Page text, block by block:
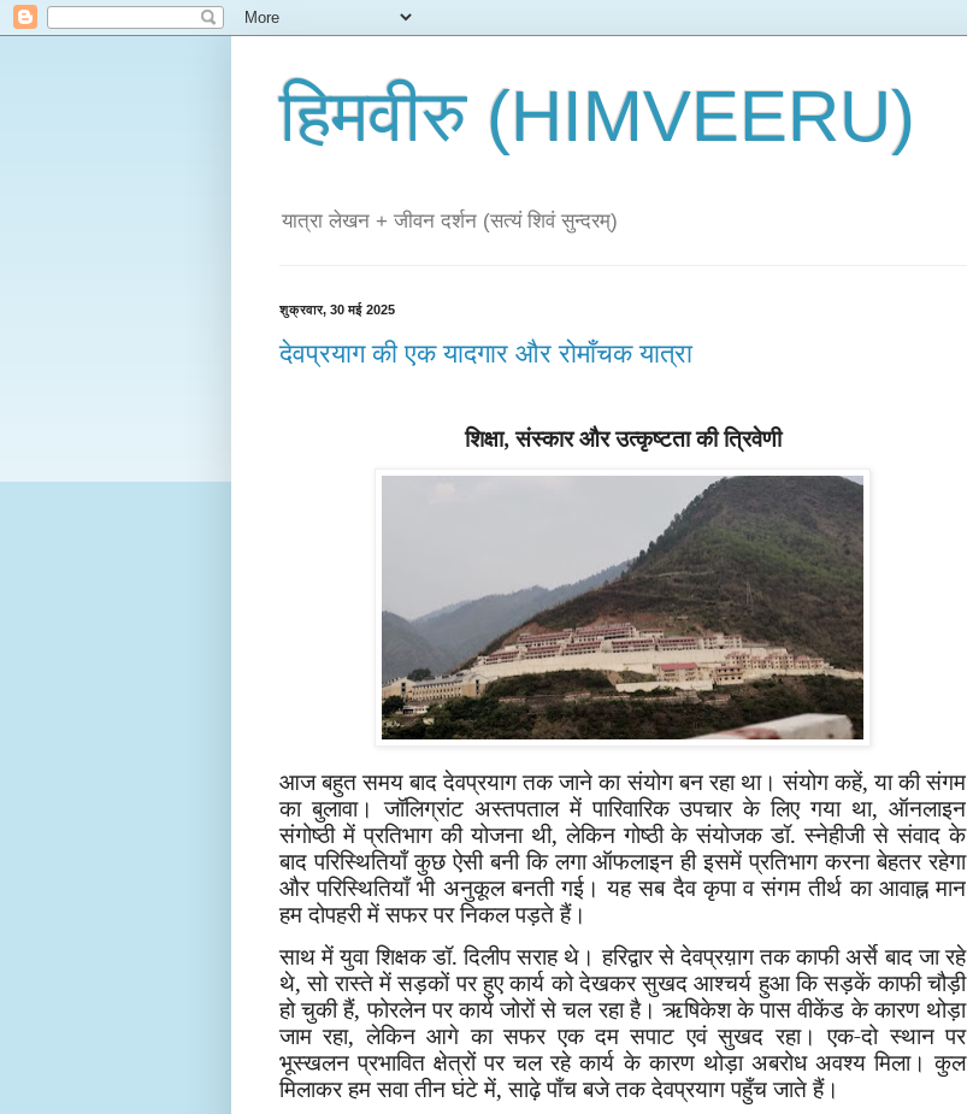
हिमवीरु (HIMVEERU)
यात्रा लेखन + जीवन दर्शन (सत्यं शिवं सुन्दरम्)
शुक्रवार, 30 मई 2025
देवप्रयाग की एक यादगार और रोमाँचक यात्रा
शिक्षा, संस्कार और उत्कृष्टता की त्रिवेणी
आज बहुत समय बाद देवप्रयाग तक जाने का संयोग बन रहा था। संयोग कहें, या की संगम
का बुलावा। जॉलिग्रांट अस्तपताल में पारिवारिक उपचार के लिए गया था, ऑनलाइन
संगोष्ठी में प्रतिभाग की योजना थी, लेकिन गोष्ठी के संयोजक डॉ. स्नेहीजी से संवाद के
बाद परिस्थितियाँ कुछ ऐसी बनी कि लगा ऑफलाइन ही इसमें प्रतिभाग करना बेहतर रहेगा
और परिस्थितियाँ भी अनुकूल बनती गई। यह सब दैव कृपा व संगम तीर्थ का आवाह्न मान
हम दोपहरी में सफर पर निकल पड़ते हैं।
साथ में युवा शिक्षक डॉ. दिलीप सराह थे। हरिद्वार से देवप्रय़ाग तक काफी अर्से बाद जा रहे
थे, सो रास्ते में सड़कों पर हुए कार्य को देखकर सुखद आश्चर्य हुआ कि सड़कें काफी चौड़ी
हो चुकी हैं, फोरलेन पर कार्य जोरों से चल रहा है। ऋषिकेश के पास वीकेंड के कारण थोड़ा
जाम रहा, लेकिन आगे का सफर एक दम सपाट एवं सुखद रहा। एक-दो स्थान पर
भूस्खलन प्रभावित क्षेत्रों पर चल रहे कार्य के कारण थोड़ा अबरोध अवश्य मिला। कुल
मिलाकर हम सवा तीन घंटे में, साढ़े पाँच बजे तक देवप्रयाग पहुँच जाते हैं।